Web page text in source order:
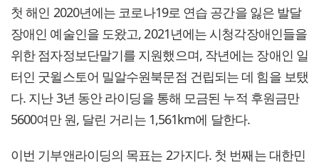
첫 해인 2020년에는 코로나19로 연습 공간을 잃은 발달
장애인 예술인을 도왔고, 2021년에는 시청각장애인들을
위한 점자정보단말기를 지원했으며, 작년에는 장애인 일
터인 굿윌스토어 밀알수원북문점 건립되는 데 힘을 보탰
다. 지난 3년 동안 라이딩을 통해 모금된 누적 후원금만
5600여만 원, 달린 거리는 1,561km에 달한다.
이번 기부앤라이딩의 목표는 2가지다. 첫 번째는 대한민